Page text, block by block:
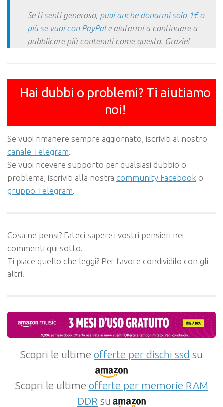
Se ti senti generoso, puoi anche donarmi solo 1€ o
più se vuoi con PayPale aiutarmi a continuare a
pubblicare più contenuti come questo. Grazie!
Hai dubbi o problemi? Ti aiutiamo
noi!
Se vuoi rimanere sempre aggiornato, iscriviti al nostro
canale Telegram.
Se vuoi ricevere supporto per qualsiasi dubbio o
problema, iscriviti alla nostra community Facebook o
gruppo Telegram.
Cosa ne pensi? Fateci sapere i vostri pensieri nei
commenti qui sotto.
Ti piace quello che leggi? Per favore condividilo con gli
altri.
Scopri le ultime offerte per dischi ssd su
Scopri le ultime offerte per memorie RAM
DDR su